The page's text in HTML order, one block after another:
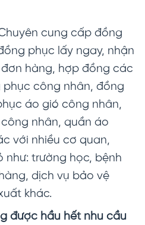
cung cấp đồng
phục lấy ngay, nhận
hàng, hợp đồng các
công nhân, đồng
áo gió công nhân,
nhân, quần áo
với nhiều cơ quan,
như: trường học, bệnh
dịch vụ bảo vệ
khác.
được hầu hết nhu cầu